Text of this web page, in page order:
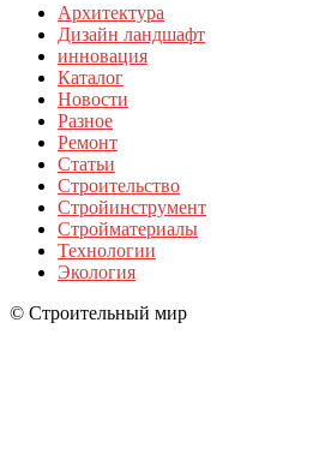
Архитектура
Дизайн ландшафт
инновация
Каталог
Новости
Разное
Ремонт
Статьи
Строительство
Стройинструмент
Стройматериалы
Технологии
Экология
© Строительный мир